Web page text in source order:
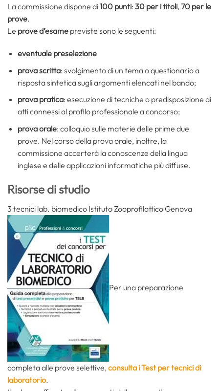
La commissione dispone di100 punti: 30 per i titoli,70 per le
prove.
Le prove d’esame previste sono le seguenti:
eventuale preselezione
prova scritta: svolgimento di un tema o questionario a
risposta sintetica sugli argomenti elencati nel bando;
prova pratica: esecuzione di tecniche o predisposizione di
atti connessi al profilo professionale a concorso;
prova orale: colloquio sulle materie delle prime due
prove. Nel corso della prova orale, inoltre, la
commissione accerterà la conoscenze della lingua
inglese e delle applicazioni informatiche più diffuse.
Risorse di studio
3 tecnici lab. biomedico Istituto Zooprofilattico Genova
Per una preparazione
completa alle prove selettive, consulta i Test per tecnici di
laboratorio.